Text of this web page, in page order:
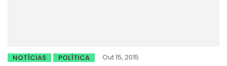
NOTÍCIAS POLÍTICA Out 15, 2015